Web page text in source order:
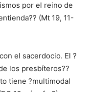
por el reino de
(Mt 19, 11-
el sacerdocio. El ?
los presbíteros??
tiene ?multimodal